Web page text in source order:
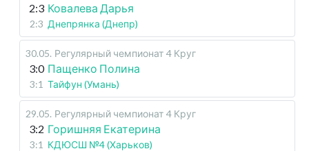
2:3 Ковалева Дарья
2:3 Днепрянка (Днепр)
30.05. Регулярный чемпионат 4 Круг
3:0 Пащенко Полина
3:1 Тайфун (Умань)
29.05. Регулярный чемпионат 4 Круг
3:2 Горишняя Екатерина
3:1 КДЮСШ №4 (Харьков)